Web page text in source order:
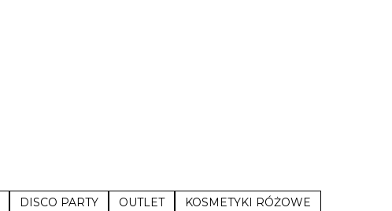
DISCO PARTY OUTLET
KOSMETYKI RÓŻOWE